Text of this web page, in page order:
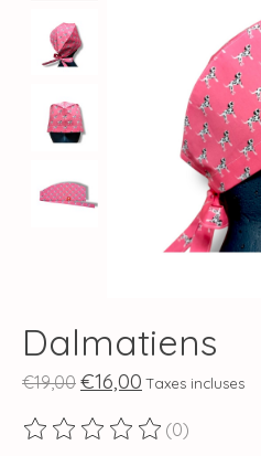
Dalmatiens
€19,00 €16,00 Taxes incluses
Ce produit est évalué à
(0)